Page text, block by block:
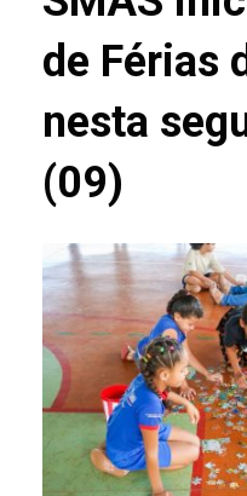
de Férias
nesta
(09)